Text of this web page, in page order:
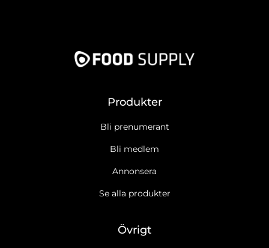
Produkter
Bli prenumerant
Bli medlem
Annonsera
Se alla produkter
Övrigt